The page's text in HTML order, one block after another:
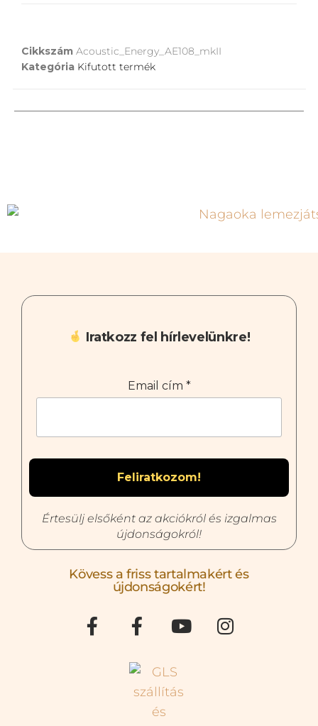
Cikkszám Acoustic_Energy_AE108_mkII
Kategória Kifutott termék
Iratkozz fel hírlevelünkre!
Email cím *
Értesülj elsőként az akciókról és izgalmas
újdonságokról!
Kövess a friss tartalmakért és
újdonságokért!